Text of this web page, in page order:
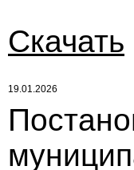
Скачать
19.01.2026